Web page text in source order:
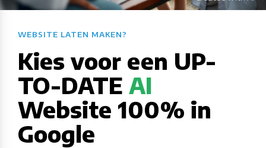
WEBSITE LATEN MAKEN?​​​​​​​​​​​​​​
Kies voor een UP-
TO-DATE AI
Website 100% in
Google